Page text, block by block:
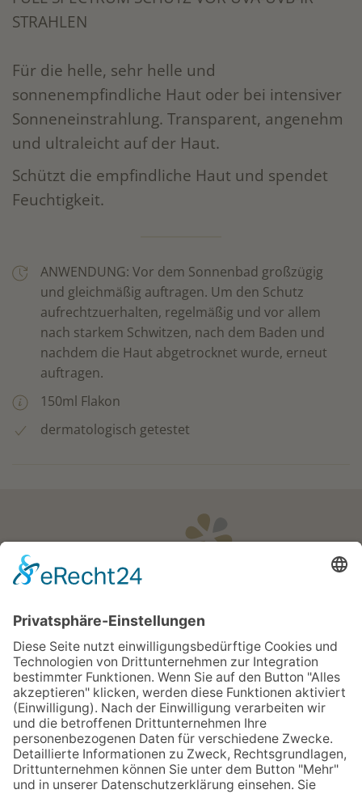
STRAHLEN
​Für die helle, sehr helle und
sonnenempfindliche Haut oder bei intensiver
Sonneneinstrahlung. Transparent, angenehm
und ultraleicht auf der Haut.
Schützt die empfindliche Haut und spendet
Feuchtigkeit.
ANWENDUNG: Vor dem Sonnenbad großzügig
und gleichmäßig auftragen. Um den Schutz
aufrechtzuerhalten, regelmäßig und vor allem
nach starkem Schwitzen, nach dem Baden und
nachdem die Haut abgetrocknet wurde, erneut
auftragen.
150ml Flakon
dermatologisch getestet
Öffnungszeiten
Apotheken Notdienst:
Bereitschaftsdienste